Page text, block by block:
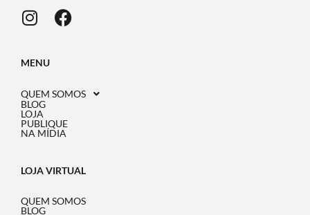
MENU
QUEM SOMOS
BLOG
LOJA
PUBLIQUE
NA MÍDIA
LOJA VIRTUAL
QUEM SOMOS
BLOG